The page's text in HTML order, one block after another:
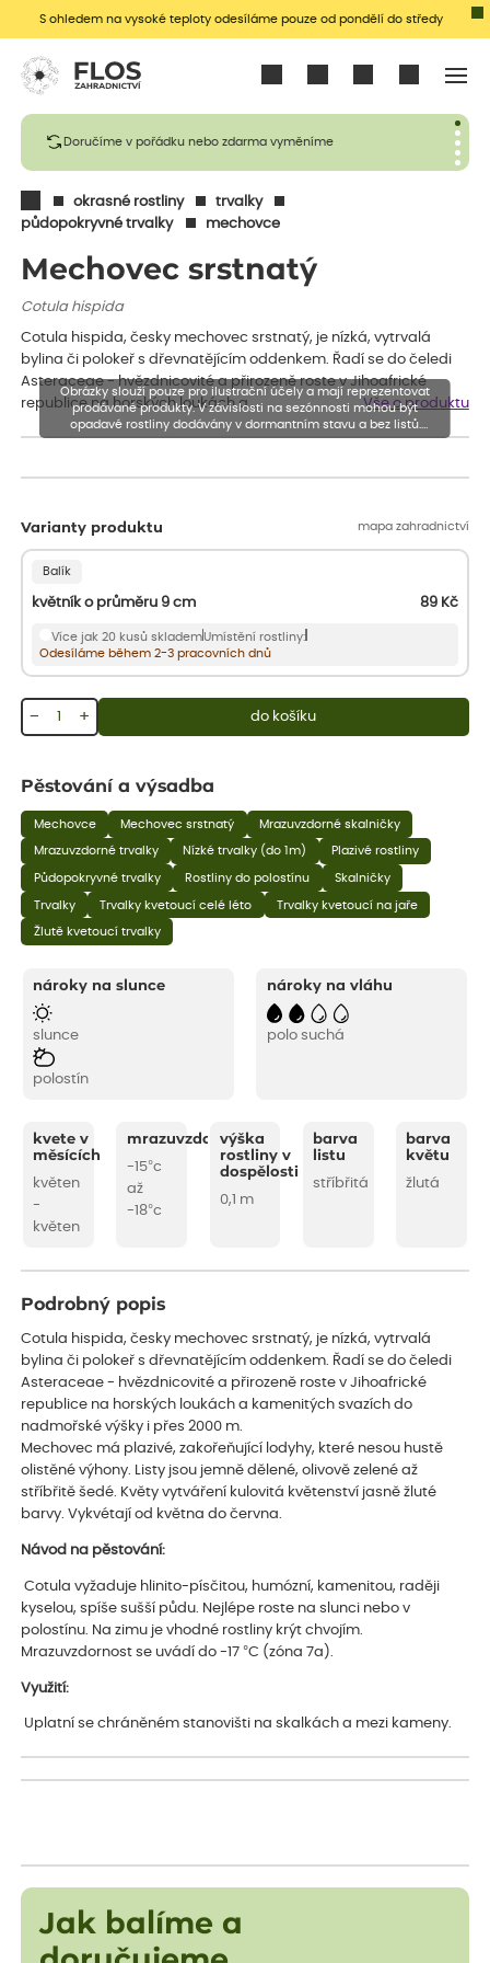
S ohledem na vysoké teploty odesíláme pouze od pondělí do středy
Doručíme v pořádku nebo zdarma vyměníme
okrasné rostliny
trvalky
půdopokryvné trvalky
mechovce
Mechovec srstnatý
Cotula hispida
Cotula hispida, česky mechovec srstnatý, je nízká, vytrvalá
bylina či polokeř s dřevnatějícím oddenkem. Řadí se do čeledi
Asteraceae - hvězdnicovité a přirozeně roste v Jihoafrické
republice na horských loukách a…
Vše o produktu
Varianty produktu mapa zahradnictví
Balík
květník o průměru 9 cm 89 Kč
Více jak 20 kusů sklademUmístění rostliny:
Odesíláme během 2-3 pracovních dnů
+
− do košíku
Obrázky slouží pouze pro ilustrační účely a mají reprezentovat
prodávané produkty. V závislosti na sezónnosti mohou být
opadavé rostliny dodávány v dormantním stavu a bez listů.
Rostliny mohou být také sestřiženy níže, než je uvedená výška,
Pěstování a výsadba
Mechovce Mechovec srstnatý Mrazuvzdorné skalničky
Mrazuvzdorné trvalky Nízké trvalky (do 1m) Plazivé rostliny
Půdopokryvné trvalky Rostliny do polostínu Skalničky
Trvalky Trvalky kvetoucí celé léto Trvalky kvetoucí na jaře
Žlutě kvetoucí trvalky
nároky na slunce
slunce
polostín
nároky na vláhu
polo suchá
kvete v
měsících
květen
-
květen
mrazuvzdornost
-15°c
až
-18°c
výška
rostliny v
dospělosti
0,1 m
barva
listu
stříbřitá
barva
květu
žlutá
Podrobný popis
Cotula hispida, česky mechovec srstnatý, je nízká, vytrvalá
bylina či polokeř s dřevnatějícím oddenkem. Řadí se do čeledi
Asteraceae - hvězdnicovité a přirozeně roste v Jihoafrické
republice na horských loukách a kamenitých svazích do
nadmořské výšky i přes 2000 m.
Mechovec má plazivé, zakořeňující lodyhy, které nesou hustě
olistěné výhony. Listy jsou jemně dělené, olivově zelené až
stříbřitě šedé. Květy vytváření kulovitá květenství jasně žluté
barvy. Vykvétají od května do června.
Návod na pěstování:
Cotula vyžaduje hlinito-písčitou, humózní, kamenitou, raději
kyselou, spíše sušší půdu. Nejlépe roste na slunci nebo v
polostínu. Na zimu je vhodné rostliny krýt chvojím.
Mrazuvzdornost se uvádí do -17 °C (zóna 7a).
Využití:
Uplatní se chráněném stanovišti na skalkách a mezi kameny.
Jak balíme a